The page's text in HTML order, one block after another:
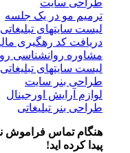
طراحی سایت
ترمیم مو در یک جلسه
لیست سایتهای تبلیغاتی
دریافت کد رهگیری مالیاتی
مشاوره روانشناسی روانکام
لیست سایتهای تبلیغاتی
طراحی بنر سایت
لوازم آرایش اورجینال
طراحی بنر تبلیغاتی
هنگام تماس فراموش نکنید
پیدا کرده اید!